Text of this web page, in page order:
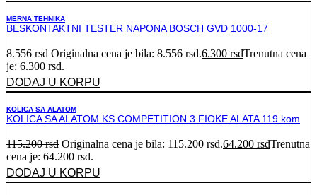
MERNA TEHNIKA
BESKONTAKTNI TESTER NAPONA BOSCH GVD 1000-17
8.556rsd Originalna cena je bila: 8.556 rsd.6.300 rsdTrenutna cena
je: 6.300 rsd.
DODAJ U KORPU
KOLICA SA ALATOM
KOLICA SA ALATOM KS COMPETITION 3 FIOKE ALATA 119 kom
115.200rsd Originalna cena je bila: 115.200 rsd.64.200 rsdTrenutna
cena je: 64.200 rsd.
DODAJ U KORPU